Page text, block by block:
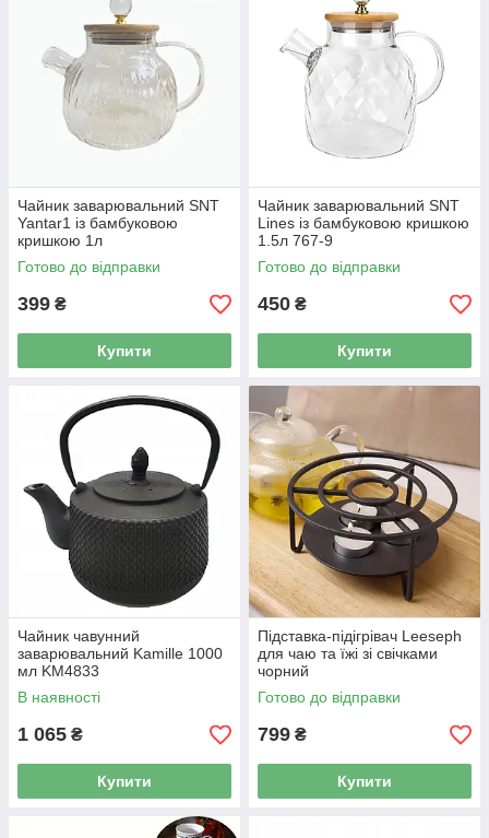
Чайник заварювальний SNT
Yantar1 із бамбуковою
кришкою 1л
Готово до відправки
399 ₴
Купити
Чайник заварювальний SNT
Lines із бамбуковою кришкою
1.5л 767-9
Готово до відправки
450 ₴
Купити
Чайник чавунний
заварювальний Kamille 1000
мл KM4833
В наявності
1 065 ₴
Купити
Підставка-підігрівач Leeseph
для чаю та їжі зі свічками
чорний
Готово до відправки
799 ₴
Купити